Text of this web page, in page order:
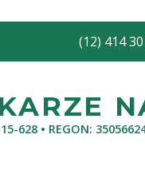
(12) 414
• REGON: